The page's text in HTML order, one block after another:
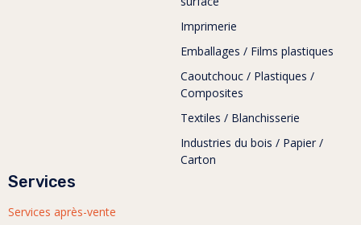
Imprimerie
Emballages / Films plastiques
Caoutchouc / Plastiques /
Composites
Textiles / Blanchisserie
Industries du bois / Papier /
Carton
Services
Services après-vente